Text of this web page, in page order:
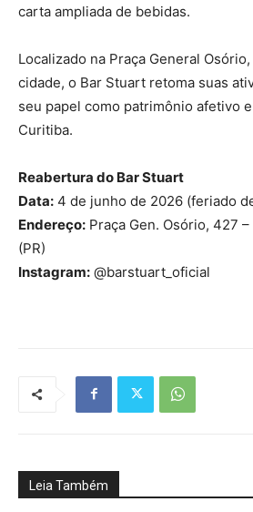
carta ampliada de bebidas.
Localizado na Praça General
cidade, o Bar Stuart retoma suas
seu papel como patrimônio afetivo
Curitiba.
Reabertura do Bar Stuart
Data: 4 de junho de 2026 (feriado
Endereço: Praça Gen. Osório, 427
(PR)
Instagram: @barstuart_oficial
Leia Também